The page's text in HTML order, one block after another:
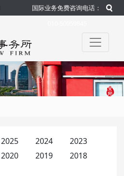
国际业务免费咨询电话：
2025 2024
2023
2020 2019
2018